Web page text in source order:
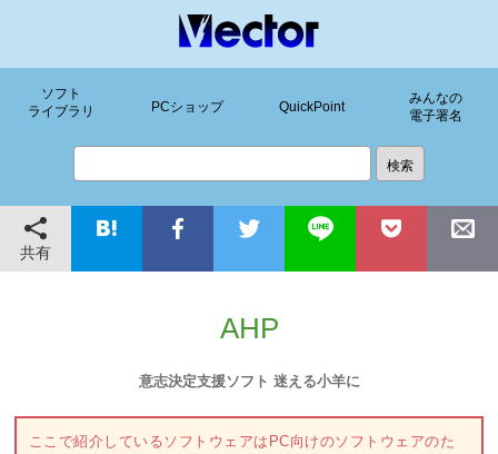
ソフト
ライブラリ
PCショップ QuickPoint
みんなの
電子署名
共有
AHP
意志決定支援ソフト 迷える小羊に
ここで紹介しているソフトウェアはPC向けのソフトウェアのた